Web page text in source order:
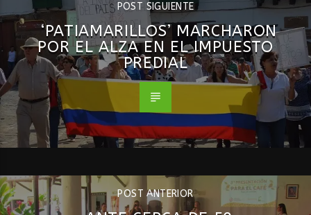
POST SIGUIENTE
‘PATIAMARILLOS’ MARCHARON
POR EL ALZA EN EL IMPUESTO
PREDIAL
POST ANTERIOR